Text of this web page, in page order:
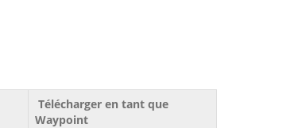
Télécharger en tant que
Waypoint